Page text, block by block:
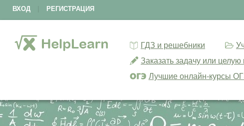
ВХОД РЕГИСТРАЦИЯ
ГДЗ и решебники
Заказать задачу или
Лучшие онлайн-курсы